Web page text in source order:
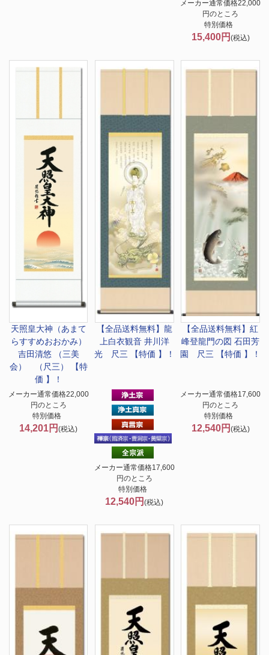
メーカー通常価格22,000
円のところ
特別価格
15,400円 (税込)
天照皇大神（あまて
らすすめおおかみ）
吉田清悠 （三美
会） （尺三） 【特
価 】！
メーカー通常価格22,000
円のところ
特別価格
14,201円(税込)
【全品送料無料】 龍
上白衣観音 井川洋
光 尺三 【特価 】！
メーカー通常価格17,600
円のところ
特別価格
12,540円(税込)
【全品送料無料】紅
峰登龍門の図 石田芳
園 尺三 【特価 】！
メーカー通常価格17,600
円のところ
特別価格
12,540円 (税込)